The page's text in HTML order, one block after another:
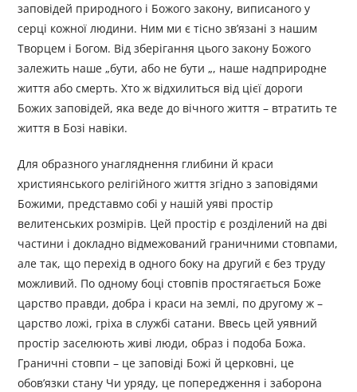
заповідей природного і Божого закону, виписаного у
серці кожної людини. Ним ми є тісно зв’язані з нашим
Творцем і Богом. Від зберігання цього закону Божого
залежить наше „бути, або не бути „, наше надприродне
життя або смерть. Хто ж відхилиться від цієї дороги
Божих заповідей, яка веде до вічного життя – втратить те
життя в Бозі навіки.
Для образного унагляднення глибини й краси
християнського релігійного життя згідно з заповідями
Божими, представмо собі у нашій уяві простір
велитенських розмірів. Цей простір є розділений на дві
частини і докладно відмежований граничними стовпами,
але так, що перехід в одного боку на другий є без труду
можливий. По одному боці стовпів простягається Боже
царство правди, добра і краси на землі, по другому ж –
царство ложі, гріха в службі сатани. Ввесь цей уявний
простір заселюють живі люди, образ і подоба Божа.
Граничні стовпи – це заповіді Божі й церковні, це
обов’язки стану Чи уряду, це попередження і заборона